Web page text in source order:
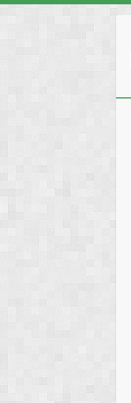
contenuto